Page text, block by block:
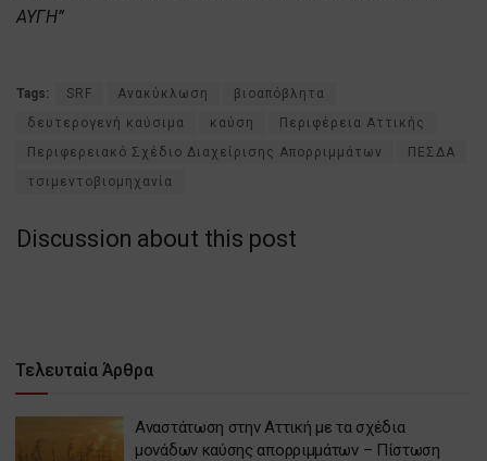
ΑΥΓΗ”
Tags: SRF Ανακύκλωση
βιοαπόβλητα
δευτερογενή καύσιμα
καύση
Περιφέρεια Αττικής
Περιφερειακό Σχέδιο Διαχείρισης Απορριμμάτων
ΠΕΣΔΑ
τσιμεντοβιομηχανία
Discussion about this post
Τελευταία Άρθρα
Αναστάτωση στην Αττική με τα σχέδια
μονάδων καύσης απορριμμάτων – Πίστωση